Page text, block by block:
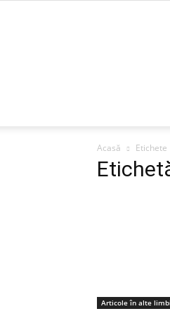
Acasă Etichete
Articole în alte limbi